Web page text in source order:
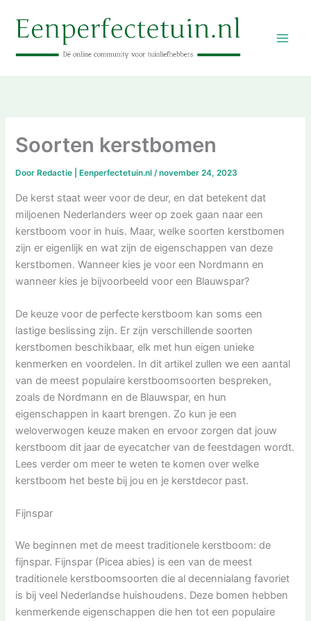
naar
inhoud
Soorten kerstbomen
Door Redactie | Eenperfectetuin.nl/november 24, 2023
De kerst staat weer voor de deur, en dat betekent dat
miljoenen Nederlanders weer op zoek gaan naar een
kerstboom voor in huis. Maar, welke soorten kerstbomen
zijn er eigenlijk en wat zijn de eigenschappen van deze
kerstbomen. Wanneer kies je voor een Nordmann en
wanneer kies je bijvoorbeeld voor een Blauwspar?
De keuze voor de perfecte kerstboom kan soms een
lastige beslissing zijn. Er zijn verschillende soorten
kerstbomen beschikbaar, elk met hun eigen unieke
kenmerken en voordelen. In dit artikel zullen we een aantal
van de meest populaire kerstboomsoorten bespreken,
zoals de Nordmann en de Blauwspar, en hun
eigenschappen in kaart brengen. Zo kun je een
weloverwogen keuze maken en ervoor zorgen dat jouw
kerstboom dit jaar de eyecatcher van de feestdagen wordt.
Lees verder om meer te weten te komen over welke
kerstboom het beste bij jou en je kerstdecor past.
Fijnspar
We beginnen met de meest traditionele kerstboom: de
fijnspar. Fijnspar (Picea abies) is een van de meest
traditionele kerstboomsoorten die al decennialang favoriet
is bij veel Nederlandse huishoudens. Deze bomen hebben
kenmerkende eigenschappen die hen tot een populaire